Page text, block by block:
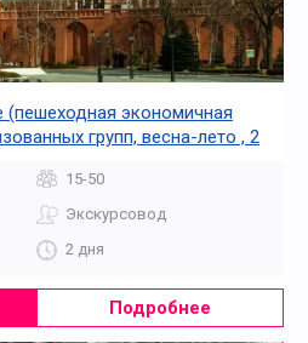
экономичная
групп, весна-лето , 2
15-50
Экскурсовод
2 дня
Подробнее